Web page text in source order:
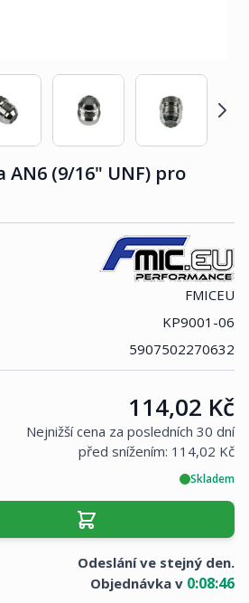
(9/16" UNF) pro
FMICEU
KP9001-06
5907502270632
Cena:
114,02 Kč
Nejnižší cena za posledních 30 dní
před snížením: 114,02 Kč
Skladem
Odeslání ve stejný den.
Objednávka v 0:08:46